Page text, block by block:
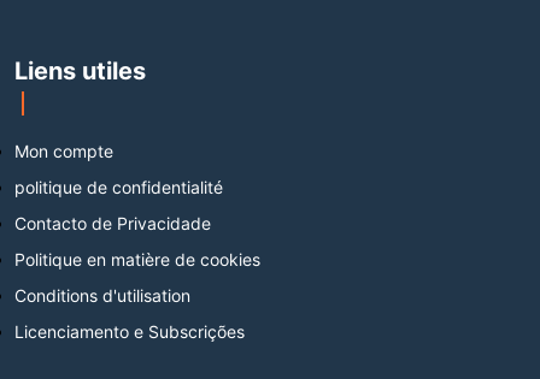
Liens utiles
Mon compte
politique de confidentialité
Contacto de Privacidade
Politique en matière de cookies
Conditions d'utilisation
Licenciamento e Subscrições